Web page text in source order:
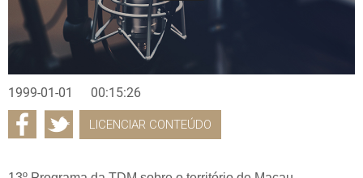
1999-01-01 00:15:26
LICENCIAR CONTEÚDO